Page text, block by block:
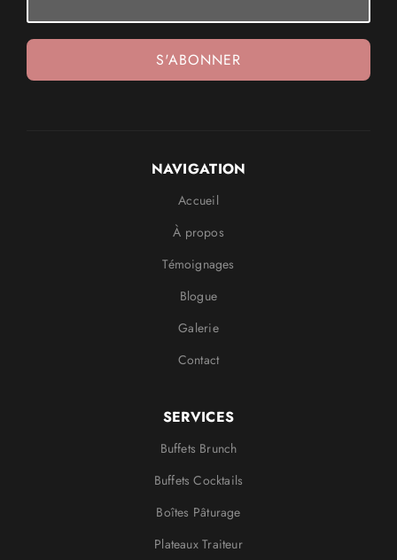
NAVIGATION
Accueil
À propos
Témoignages
Blogue
Galerie
Contact
SERVICES
Buffets Brunch
Buffets Cocktails
Boîtes Pâturage
Plateaux Traiteur